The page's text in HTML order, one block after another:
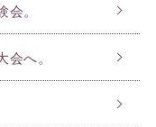
。
へ。